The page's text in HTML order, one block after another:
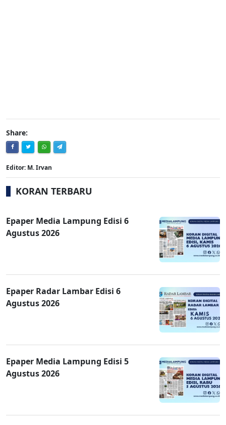
Share:
Editor: M. Irvan
KORAN TERBARU
Epaper Media Lampung Edisi 6
Agustus 2026
Epaper Radar Lambar Edisi 6
Agustus 2026
Epaper Media Lampung Edisi 5
Agustus 2026